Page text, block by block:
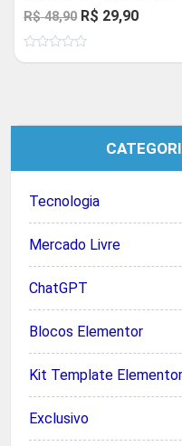
R$48,90 O
preço
original
R$ 29,90O
atual
Tecnologia
Mercado Livre
ChatGPT
Blocos Elementor
Kit Template Elementor
Exclusivo